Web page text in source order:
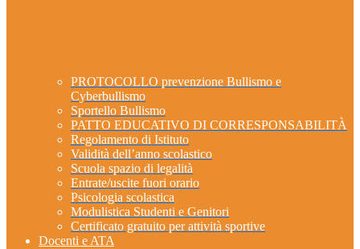
PROTOCOLLO prevenzione Bullismo e
Cyberbullismo
Sportello Bullismo
PATTO EDUCATIVO DI CORRESPONSABILITÀ
Regolamento di Istituto
Validità dell’anno scolastico
Scuola spazio di legalità
Entrate/uscite fuori orario
Psicologia scolastica
Modulistica Studenti e Genitori
Certificato gratuito per attività sportive
Docenti e ATA